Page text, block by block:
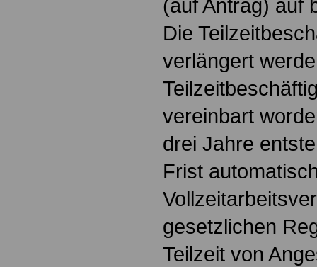
(auf Antrag) auf
Die
verlängert
vereinbart
drei Jahre
Frist
gesetzlichen
Teilzeit von